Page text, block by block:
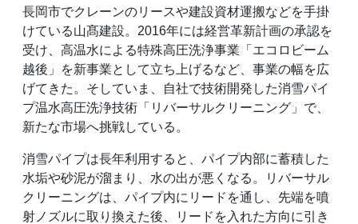
長岡市でクレーンのリースや建設資材運搬などを手掛
けている山髙建設。2016年には経営革新計画の承認を
受け、高温水による特殊高圧洗浄事業「エコロビーム
越後」を新事業として立ち上げるなど、事業の幅を広
げてきた。そしていま、自社で技術開発した消雪パイ
プ温水高圧洗浄技術「リバーサルクリーニング」で、
新たな市場へ挑戦している。
消雪パイプは長年利用すると、パイプ内部に蓄積した
水垢や砂泥が溜まり、水の出が悪くなる。リバーサル
クリーニングは、パイプ内にリードを通し、先端を噴
射ノズルに取り換えた後、リードを入れた方向に引き